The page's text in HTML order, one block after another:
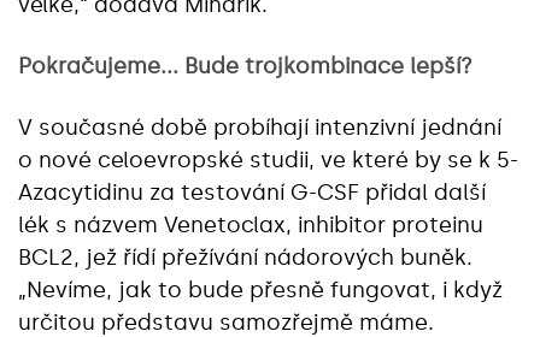
Pokračujeme... Bude trojkombinace lepší?
V současné době probíhají intenzivní jednání
o nové celoevropské studii, ve které by se k 5-
Azacytidinu za testování G-CSF přidal další
lék s názvem Venetoclax, inhibitor proteinu
BCL2, jež řídí přežívání nádorových buněk.
„Nevíme, jak to bude přesně fungovat, i když
určitou představu samozřejmě máme.